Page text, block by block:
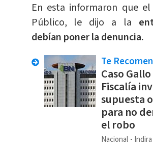
En esta informaron que
Público, le dijo a la
debían poner la denuncia.
Te
Caso
Fiscalía
supuesta
para no
el robo
Nacional